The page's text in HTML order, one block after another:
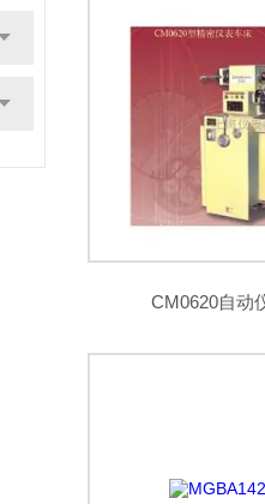
CM0620自动